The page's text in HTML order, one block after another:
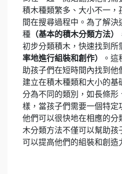
積木種類繁多、大小不一，
間在搜尋過程中。為了解
種 （基本的積木分類方法）
初步分類積木，快速找到所
率地進行組裝和創作）
。
助孩子們在短時間內找到他
建立在積木種類和大小的基
分為不同的類別，如長條形
樣，當孩子們需要一個特定
他們可以很快地在相應的分
木分類方法不僅可以幫助孩
可以提高他們的組裝和創造